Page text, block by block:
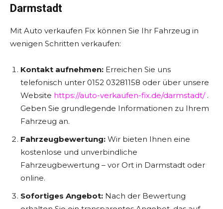
Darmstadt
Mit Auto verkaufen Fix können Sie Ihr Fahrzeug in
wenigen Schritten verkaufen:
Kontakt aufnehmen: Erreichen Sie uns
telefonisch unter 0152 03281158 oder über unsere
Website https://auto-verkaufen-fix.de/darmstadt/.
Geben Sie grundlegende Informationen zu Ihrem
Fahrzeug an.
Fahrzeugbewertung: Wir bieten Ihnen eine
kostenlose und unverbindliche
Fahrzeugbewertung – vor Ort in Darmstadt oder
online.
Sofortiges Angebot: Nach der Bewertung